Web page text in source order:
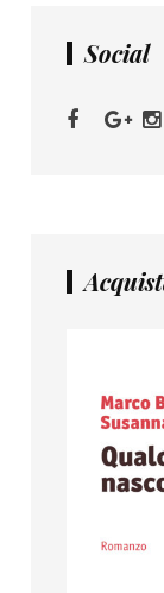
Social